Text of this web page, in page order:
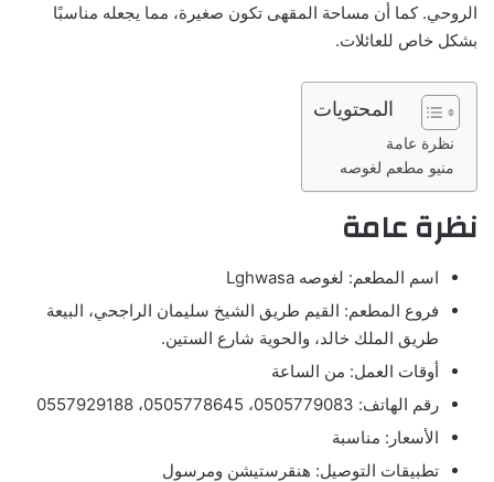
الروحي. كما أن مساحة المقهى تكون صغيرة، مما يجعله مناسبًا
بشكل خاص للعائلات.
المحتويات
نظرة عامة
منيو مطعم لغوصه
نظرة عامة
اسم المطعم: لغوصه Lghwasa
فروع المطعم: القيم طريق الشيخ سليمان الراجحي، البيعة
طريق الملك خالد، والحوية شارع الستين.
أوقات العمل: من الساعة
رقم الهاتف: 0505779083، 0505778645، 0557929188
الأسعار: مناسبة
تطبيقات التوصيل: هنقرستيشن ومرسول